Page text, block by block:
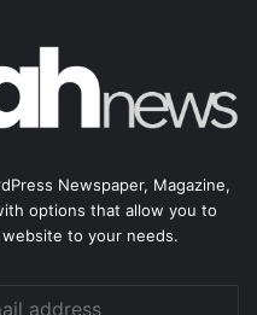
Newspaper, Magazine,
options that allow you to
to your needs.